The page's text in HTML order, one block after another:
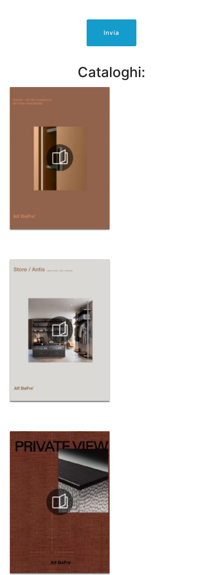
Invia
Cataloghi: